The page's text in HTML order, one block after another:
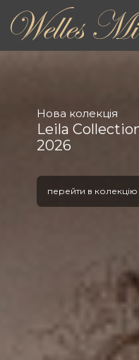
Нова колекція
Leila
2026
перейти в колекцію